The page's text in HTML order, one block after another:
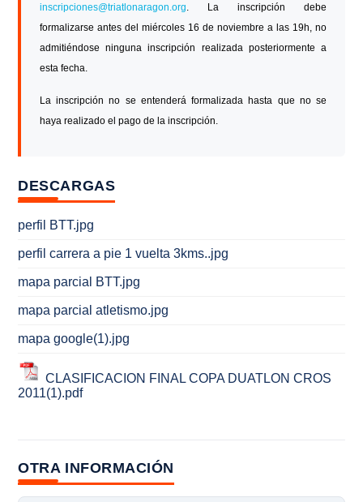
inscripciones@triatlonaragon.org . La inscripción debe
formalizarse antes del miércoles 16 de noviembre a las 19h, no
admitiéndose ninguna inscripción realizada posteriormente a
esta fecha.
La inscripción no se entenderá formalizada hasta que no se
haya realizado el pago de la inscripción.
DESCARGAS
perfil BTT.jpg
perfil carrera a pie 1 vuelta 3kms..jpg
mapa parcial BTT.jpg
mapa parcial atletismo.jpg
mapa google(1).jpg
CLASIFICACION FINAL COPA DUATLON CROS
2011(1).pdf
OTRA INFORMACIÓN